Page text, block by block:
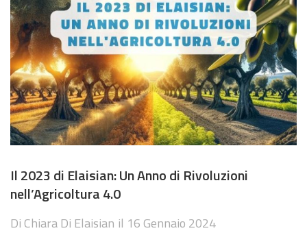
Il 2023 di Elaisian: Un Anno di Rivoluzioni
nell’Agricoltura 4.0
Di Chiara Di Elaisian il 16 Gennaio 2024